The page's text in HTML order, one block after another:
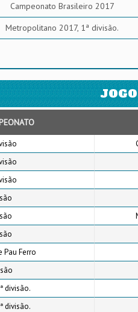
Campeonato Brasileiro 2017
Metropolitano 2017, 1ª divisão.
Pau Ferro
divisão.
divisão.